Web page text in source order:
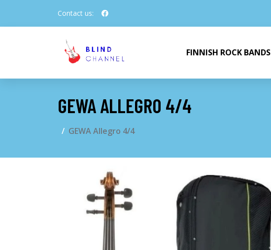
Contact us:
FINNISH ROCK BANDS
GEWA ALLEGRO 4/4
GEWA Allegro 4/4